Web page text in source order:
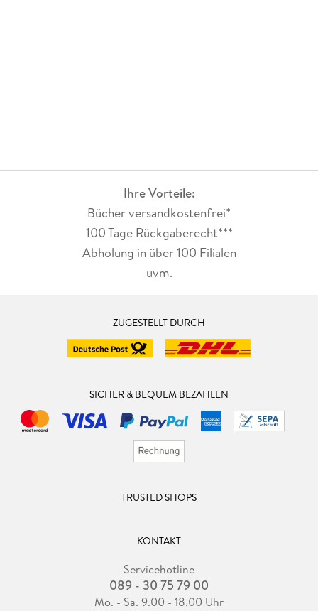
Ihre Vorteile:
Bücher versandkostenfrei*
100 Tage Rückgaberecht***
Abholung in über 100 Filialen
uvm.
ZUGESTELLT DURCH
SICHER & BEQUEM BEZAHLEN
TRUSTED SHOPS
KONTAKT
Servicehotline
089 - 30 75 79 00
Mo. - Sa. 9.00 - 18.00 Uhr